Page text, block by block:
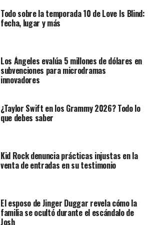
Todo sobre la temporada 10 de Love Is Blind:
fecha, lugar y más
Los Ángeles evalúa 5 millones de dólares en
subvenciones para microdramas
innovadores
¿Taylor Swift en los Grammy 2026? Todo lo
que debes saber
Kid Rock denuncia prácticas injustas en la
venta de entradas en su testimonio
El esposo de Jinger Duggar revela cómo la
familia se ocultó durante el escándalo de
Josh